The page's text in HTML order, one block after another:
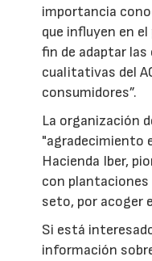
importancia
que influyen en
fin de adaptar
cualitativas del
consumidores”.
La organización
"agradecimiento
Hacienda Iber,
con plantaciones
seto, por acoger
Si está
información